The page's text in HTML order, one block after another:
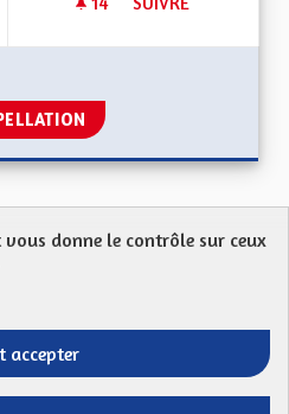
Open Data
mains - Collectivité
vos mains - Collectivité
Entre vos mains - Collectivité
Entre vos mains -
vous donne le contrôle sur ceux
accepter